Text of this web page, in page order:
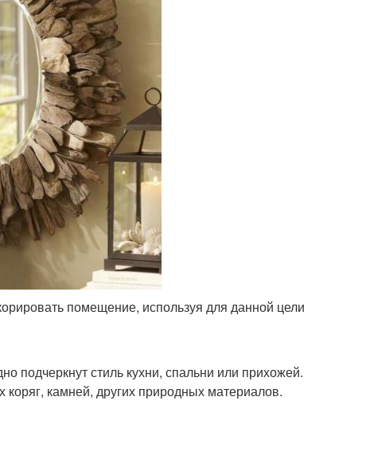
помещение, используя для данной цели
подчеркнут стиль кухни, спальни или прихожей.
камней, других природных материалов.